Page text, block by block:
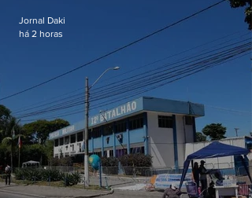
Jornal Daki
há 2 horas